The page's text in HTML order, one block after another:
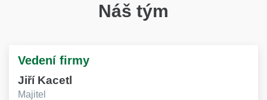
Náš tým
Vedení firmy
Jiří Kacetl
Majitel